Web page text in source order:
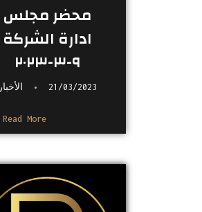
محضر مجلس
ادارة الشركة
٩-٣-٢٠٢٣
21/03/2023 الأخبار
Read More